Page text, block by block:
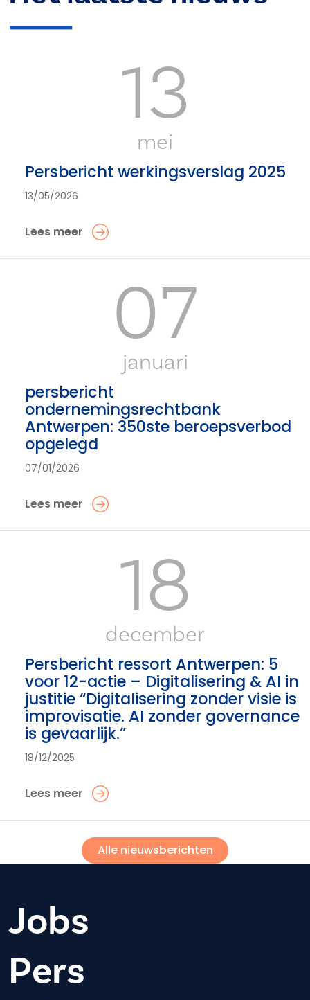
13
mei
Persbericht werkingsverslag 2025
13/05/2026
Lees meer
07
januari
persbericht
ondernemingsrechtbank
Antwerpen: 350ste beroepsverbod
opgelegd
07/01/2026
Lees meer
18
december
Persbericht ressort Antwerpen: 5
voor 12-actie – Digitalisering & AI in
justitie “Digitalisering zonder visie is
improvisatie. AI zonder governance
is gevaarlijk.”
18/12/2025
Lees meer
Alle nieuwsberichten
Jobs
Pers